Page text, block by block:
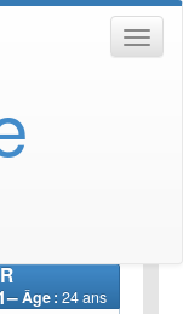
–Âge : 24 ans